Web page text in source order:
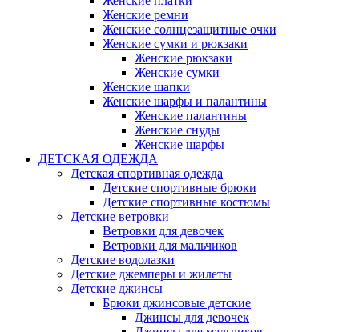
Женские ремни
Женские солнцезащитные очки
Женские сумки и рюкзаки
Женские рюкзаки
Женские сумки
Женские шапки
Женские шарфы и палантины
Женские палантины
Женские снуды
Женские шарфы
ДЕТСКАЯ ОДЕЖДА
Детская спортивная одежда
Детские спортивные брюки
Детские спортивные костюмы
Детские ветровки
Ветровки для девочек
Ветровки для мальчиков
Детские водолазки
Детские джемперы и жилеты
Детские джинсы
Брюки джинсовые детские
Джинсы для девочек